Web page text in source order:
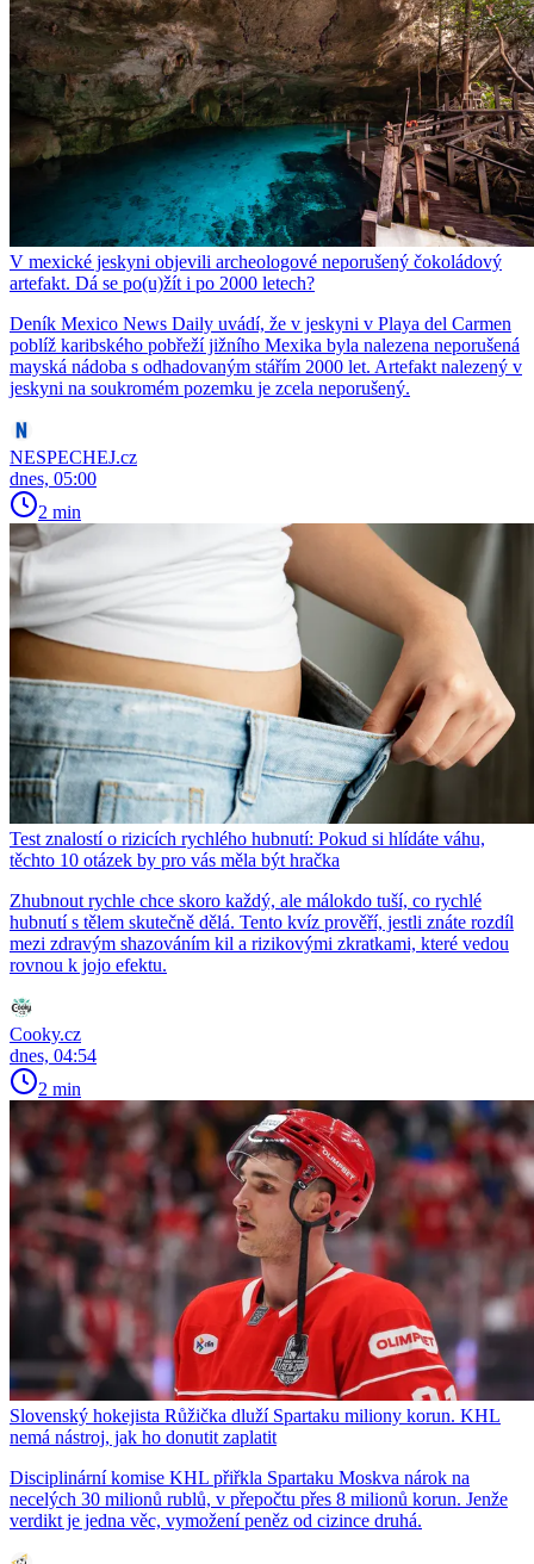
V mexické jeskyni objevili archeologové neporušený čokoládový
artefakt. Dá se po(u)žít i po 2000 letech?
Deník Mexico News Daily uvádí, že v jeskyni v Playa del Carmen
poblíž karibského pobřeží jižního Mexika byla nalezena neporušená
mayská nádoba s odhadovaným stářím 2000 let. Artefakt nalezený v
jeskyni na soukromém pozemku je zcela neporušený.
NESPECHEJ.cz
dnes, 05:00
2 min
Test znalostí o rizicích rychlého hubnutí: Pokud si hlídáte váhu,
těchto 10 otázek by pro vás měla být hračka
Zhubnout rychle chce skoro každý, ale málokdo tuší, co rychlé
hubnutí s tělem skutečně dělá. Tento kvíz prověří, jestli znáte rozdíl
mezi zdravým shazováním kil a rizikovými zkratkami, které vedou
rovnou k jojo efektu.
Cooky.cz
dnes, 04:54
2 min
Slovenský hokejista Růžička dluží Spartaku miliony korun. KHL
nemá nástroj, jak ho donutit zaplatit
Disciplinární komise KHL přiřkla Spartaku Moskva nárok na
necelých 30 milionů rublů, v přepočtu přes 8 milionů korun. Jenže
verdikt je jedna věc, vymožení peněz od cizince druhá.